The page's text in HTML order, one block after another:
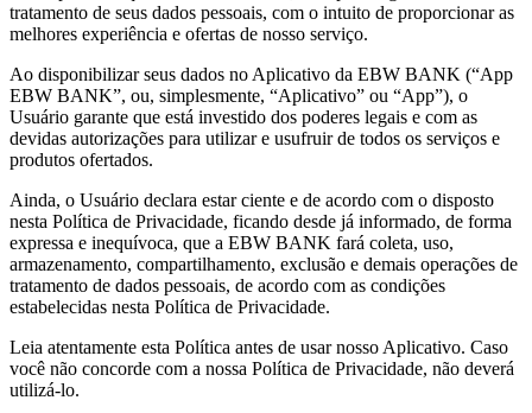
tratamento de seus dados pessoais, com o intuito de proporcionar as
melhores experiência e ofertas de nosso serviço.
Ao disponibilizar seus dados no Aplicativo da EBW BANK (“App
EBW BANK”, ou, simplesmente, “Aplicativo” ou “App”), o
Usuário garante que está investido dos poderes legais e com as
devidas autorizações para utilizar e usufruir de todos os serviços e
produtos ofertados.
Ainda, o Usuário declara estar ciente e de acordo com o disposto
nesta Política de Privacidade, ficando desde já informado, de forma
expressa e inequívoca, que a EBW BANK fará coleta, uso,
armazenamento, compartilhamento, exclusão e demais operações de
tratamento de dados pessoais, de acordo com as condições
estabelecidas nesta Política de Privacidade.
Leia atentamente esta Política antes de usar nosso Aplicativo. Caso
você não concorde com a nossa Política de Privacidade, não deverá
utilizá-lo.